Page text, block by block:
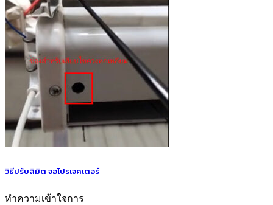
วิธีปรับลิมิต จอโปรเจคเตอร์
ทำความเข้าใจการ